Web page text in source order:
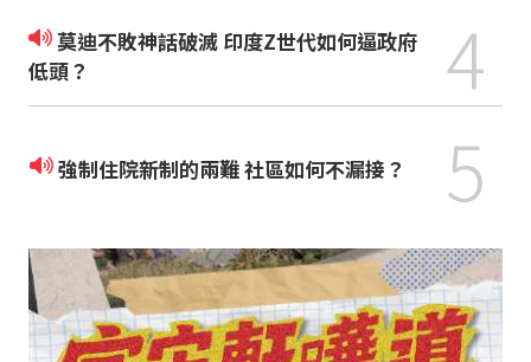
莫迪不敗神話破滅 印度Z世代如何逼政府
低頭？
4
強制住院新制的兩難 社區如何不漏接？ 5